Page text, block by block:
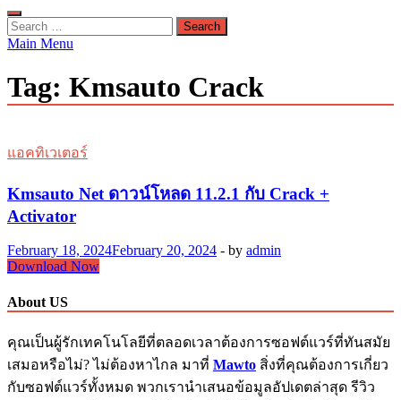
Search
for:
Main Menu
Tag: Kmsauto Crack
แอคทิเวเตอร์
Kmsauto Net ดาวน์โหลด 11.2.1 กับ Crack +
Activator
February 18, 2024February 20, 2024 - by admin
Kmsauto
ดาวน์โหลด
กับ
Crack
+
Activator
Download Now
About US
คุณเป็นผู้รักเทคโนโลยีที่ตลอดเวลาต้องการซอฟต์แวร์ที่ทันสมัย
เสมอหรือไม่? ไม่ต้องหาไกล มาที่ Mawto สิ่งที่คุณต้องการเกี่ยว
กับซอฟต์แวร์ทั้งหมด พวกเรานำเสนอข้อมูลอัปเดตล่าสุด รีวิว